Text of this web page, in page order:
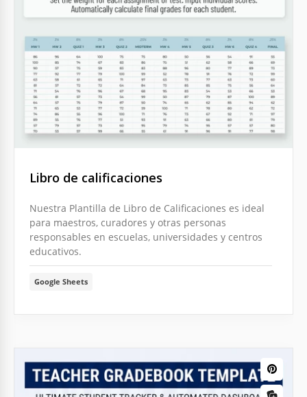
Libro de calificaciones
Nuestra Plantilla de Libro de Calificaciones es ideal
para maestros, curadores y otras personas
responsables en escuelas, universidades y centros
educativos.
Google Sheets